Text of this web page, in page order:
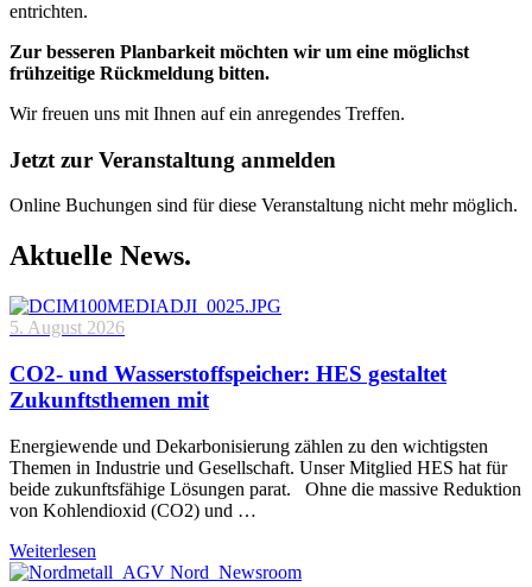
entrichten.
Zur besseren Planbarkeit möchten wir um eine möglichst
frühzeitige Rückmeldung bitten.
Wir freuen uns mit Ihnen auf ein anregendes Treffen.
Jetzt zur Veranstaltung anmelden
Online Buchungen sind für diese Veranstaltung nicht mehr möglich.
Aktuelle News.
5. August 2026
CO2- und Wasserstoffspeicher: HES gestaltet
Zukunftsthemen mit
Energiewende und Dekarbonisierung zählen zu den wichtigsten
Themen in Industrie und Gesellschaft. Unser Mitglied HES hat für
beide zukunftsfähige Lösungen parat. Ohne die massive Reduktion
von Kohlendioxid (CO2) und …
Weiterlesen